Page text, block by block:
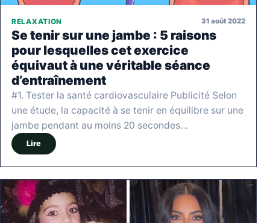
RELAXATION 31 août 2022
Se tenir sur une jambe : 5 raisons
pour lesquelles cet exercice
équivaut à une véritable séance
d’entraînement
#1. Tester la santé cardiovasculaire Publicité Selon
une étude, la capacité à se tenir en équilibre sur une
jambe pendant au moins 20 secondes…
Lire